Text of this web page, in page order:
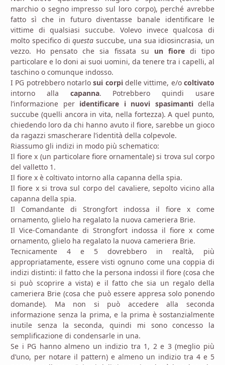
marchio o segno impresso sul loro corpo), perché avrebbe
fatto sì che in futuro diventasse banale identificare le
vittime di qualsiasi succube. Volevo invece qualcosa di
molto specifico diquesta succube, una sua idiosincrasia, un
vezzo. Ho pensato che sia fissata su un fioredi tipo
particolare e lo doni ai suoi uomini, da tenere tra i capelli, al
taschino o comunque indosso.
I PG potrebbero notarlosui corpidelle vittime, e/ocoltivato
intorno alla capanna. Potrebbero quindi usare
l’informazione per identificare i nuovi spasimantidella
succube (quelli ancora in vita, nella fortezza). A quel punto,
chiedendo loro da chi hanno avuto il fiore, sarebbe un gioco
da ragazzi smascherare l’identità della colpevole.
Riassumo gli indizi in modo più schematico:
Il fiore x (un particolare fiore ornamentale) si trova sul corpo
del valletto 1.
Il fiore x è coltivato intorno alla capanna della spia.
Il fiore x si trova sul corpo del cavaliere, sepolto vicino alla
capanna della spia.
Il Comandante di Strongfort indossa il fiore x come
ornamento, glielo ha regalato la nuova cameriera Brie.
Il Vice-Comandante di Strongfort indossa il fiore x come
ornamento, glielo ha regalato la nuova cameriera Brie.
Tecnicamente 4 e 5 dovrebbero in realtà, più
appropriatamente, essere visti ognuno come una coppia di
indizi distinti: il fatto che la persona indossi il fiore (cosa che
si può scoprire a vista) e il fatto che sia un regalo della
cameriera Brie (cosa che può essere appresa solo ponendo
domande). Ma non si può accedere alla seconda
informazione senza la prima, e la prima è sostanzialmente
inutile senza la seconda, quindi mi sono concesso la
semplificazione di condensarle in una.
Se i PG hanno almeno un indizio tra 1, 2 e 3 (meglio più
d’uno, per notare il pattern) e almeno un indizio tra 4 e 5